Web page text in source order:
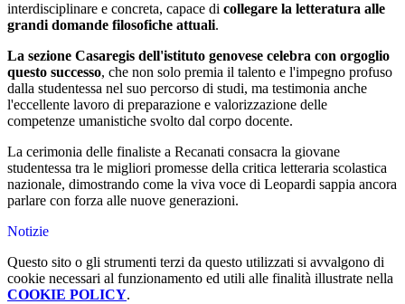
interdisciplinare e concreta, capace di collegare la letteratura alle
grandi domande filosofiche attuali.
La sezione Casaregis dell'istituto genovese celebra con orgoglio
questo successo, che non solo premia il talento e l'impegno profuso
dalla studentessa nel suo percorso di studi, ma testimonia anche
l'eccellente lavoro di preparazione e valorizzazione delle
competenze umanistiche svolto dal corpo docente.
La cerimonia delle finaliste a Recanati consacra la giovane
studentessa tra le migliori promesse della critica letteraria scolastica
nazionale, dimostrando come la viva voce di Leopardi sappia ancora
parlare con forza alle nuove generazioni.
Notizie
Questo sito o gli strumenti terzi da questo utilizzati si avvalgono di
cookie necessari al funzionamento ed utili alle finalità illustrate nella
COOKIE POLICY.